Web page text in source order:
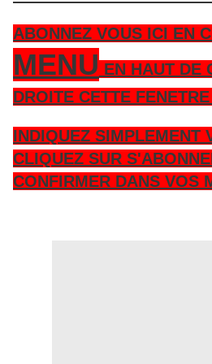
ABONNEZ VOUS ICI EN
MENU EN HAUT DE
DROITE CETTE
INDIQUEZ SIMPLEMENT
CLIQUEZ SUR
CONFIRMER DANS VOS